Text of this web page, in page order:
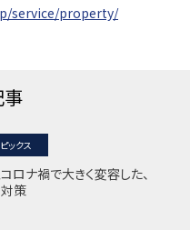
service/property/
ックス
ロナ禍で大きく変容した、
策